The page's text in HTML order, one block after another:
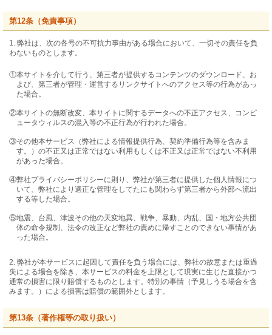
第12条（免責事項）
1. 弊社は、次の各号の不可抗力事由がある場合において、一切その責任を負
わないものとします。
①本サイトを介して行う、第三者が提供するコンテンツのダウンロード、お
よび、第三者が管理・運営するリンクサイトへのアクセス等の行為があっ
た場合。
②本サイトの無断改変、本サイトに関するデータへの不正アクセス、コンピ
ュータウィルスの混入等の不正行為が行われた場合。
③その他本サービス（弊社による情報提供行為、契約準備行為等を含みま
す。）の不正又は正常ではない利用もしくは不正又は正常ではない不利用
があった場合。
④弊社プライバシーポリシーに則り、弊社が第三者に提供した個人情報につ
いて、弊社により適正な管理をしてたにも関わらず第三者から外部へ流出
する等した場合。
⑤地震、台風、津波その他の天変地異、戦争、暴動、内乱、国・地方公共団
体の命令規制、法令の改正など弊社の責めに帰すことのできない事情があ
った場合。
2. 弊社が本サービスに起因して責任を負う場合には、弊社の故意または重過
失による場合を除き、本サービスの料金を上限として現実に生じた直接かつ
通常の損害に限り賠償するものとします。特別の事情（予見しうる場合を含
みます。）による損害は賠償の範囲外とします。
第13条（著作権等の取り扱い）